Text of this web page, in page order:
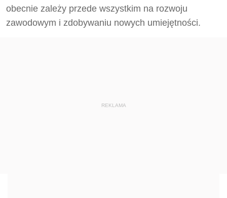
obecnie zależy przede wszystkim na rozwoju
zawodowym i zdobywaniu nowych umiejętności.
REKLAMA